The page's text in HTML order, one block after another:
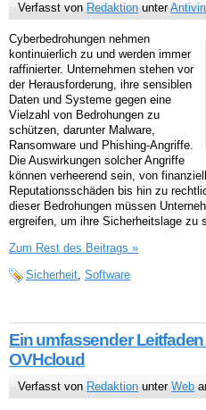
Verfasst von Redaktion unter
Cyberbedrohungen nehmen
kontinuierlich zu und werden immer
raffinierter. Unternehmen stehen vor
der Herausforderung, ihre sensiblen
Daten und Systeme gegen eine
Vielzahl von Bedrohungen zu
schützen, darunter Malware,
Ransomware und Phishing-Angriffe.
Die Auswirkungen solcher Angriffe
können verheerend sein, von
Reputationsschäden bis hin zu
dieser Bedrohungen müssen
ergreifen, um ihre Sicherheitslage zu
Zum Rest des Beitrags »
Sicherheit Software
Ein umfassender
OVHcloud
Verfasst von Redaktion unterWeb